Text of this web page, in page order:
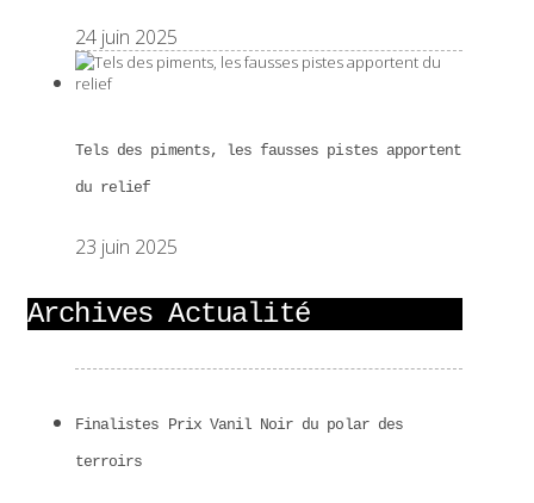
24 juin 2025
Tels des piments, les fausses pistes apportent
du relief
23 juin 2025
Archives Actualité
Finalistes Prix Vanil Noir du polar des
terroirs